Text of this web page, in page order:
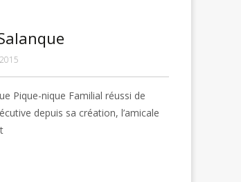
Pique-nique Familial réussi de
depuis sa création, l’amicale